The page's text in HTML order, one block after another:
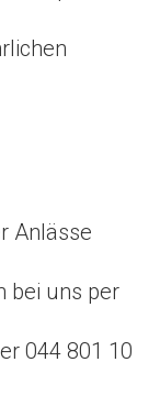
Anlässe
bei uns per
044 801 10